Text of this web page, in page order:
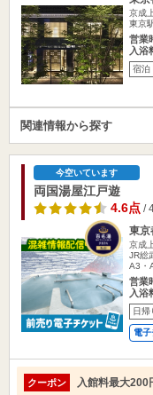
京成
東京
営業
入浴
宿泊
関連情報から探す
今空いています
両国湯屋江戸遊
4.6点/
東京
京成
JR総
A3・
営業
入浴
日帰
電子
クーポン 入館料最大200